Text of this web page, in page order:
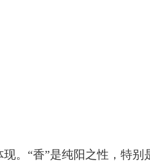
现。“香”是纯阳之性 ， 特别